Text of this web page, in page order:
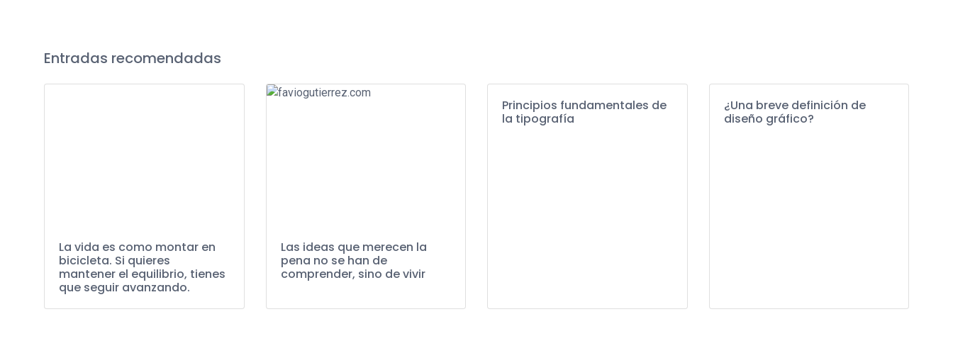
Entradas recomendadas
La vida es como montar en
bicicleta. Si quieres
mantener el equilibrio, tienes
que seguir avanzando.
Las ideas que merecen la
pena no se han de
comprender, sino de vivir
Principios fundamentales de
la tipografía
¿Una breve definición de
diseño gráfico?